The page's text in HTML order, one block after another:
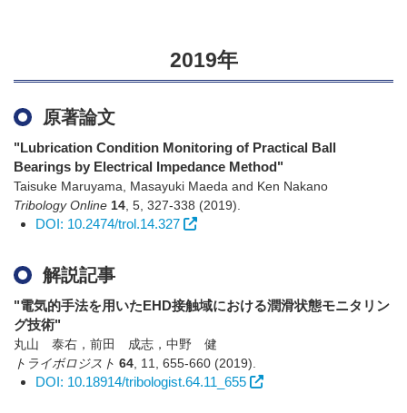
2019年
原著論文
"Lubrication Condition Monitoring of Practical Ball
Bearings by Electrical Impedance Method"
Taisuke Maruyama, Masayuki Maeda and Ken Nakano
Tribology Online 14 5 327-338 (2019)
DOI: 10.2474/trol.14.327
解説記事
"電気的手法を用いたEHD接触域における潤滑状態モニタリン
グ技術"
丸山 泰右，前田 成志，中野 健
トライボロジスト 64 11 655-660 (2019)
DOI: 10.18914/tribologist.64.11_655